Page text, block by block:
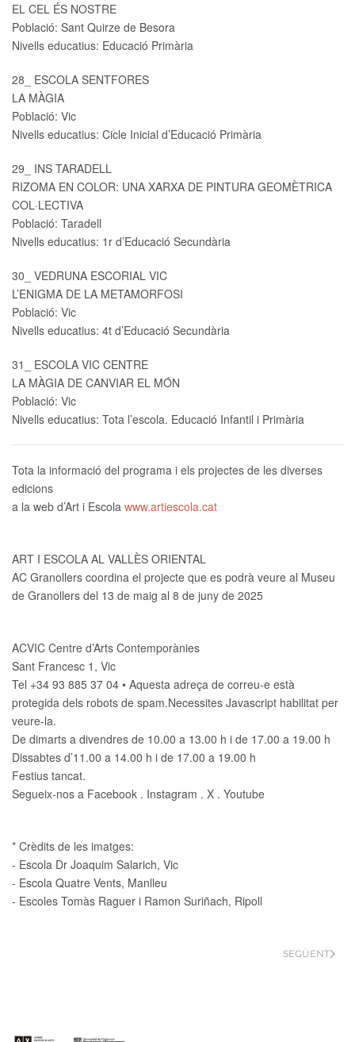
EL CEL ÉS NOSTRE
Població: Sant Quirze de Besora
Nivells educatius: Educació Primària
28_ ESCOLA SENTFORES
LA MÀGIA
Població: Vic
Nivells educatius: Cicle Inicial d’Educació Primària
29_ INS TARADELL
RIZOMA EN COLOR: UNA XARXA DE PINTURA GEOMÈTRICA
COL·LECTIVA
Població: Taradell
Nivells educatius: 1r d’Educació Secundària
30_ VEDRUNA ESCORIAL VIC
L’ENIGMA DE LA METAMORFOSI
Població: Vic
Nivells educatius: 4t d’Educació Secundària
31_ ESCOLA VIC CENTRE
LA MÀGIA DE CANVIAR EL MÓN
Població: Vic
Nivells educatius: Tota l’escola. Educació Infantil i Primària
Tota la informació del programa i els projectes de les diverses
edicions
a la web d’Art i Escola www.artiescola.cat
ART I ESCOLA AL VALLÈS ORIENTAL
AC Granollers coordina el projecte que es podrà veure al Museu
de Granollers del 13 de maig al 8 de juny de 2025
ACVIC Centre d’Arts Contemporànies
Sant Francesc 1, Vic
Tel +34 93 885 37 04 • Aquesta adreça de correu-e està
protegida dels robots de spam.Necessites Javascript habilitat per
veure-la.
De dimarts a divendres de 10.00 a 13.00 h i de 17.00 a 19.00 h
Dissabtes d’11.00 a 14.00 h i de 17.00 a 19.00 h
Festius tancat.
Segueix-nos a Facebook . Instagram . X . Youtube
* Crèdits de les imatges:
- Escola Dr Joaquim Salarich, Vic
- Escola Quatre Vents, Manlleu
- Escoles Tomàs Raguer i Ramon Suriñach, Ripoll
SEGÜENT